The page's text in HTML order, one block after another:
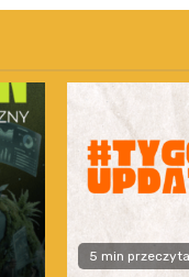
5 min